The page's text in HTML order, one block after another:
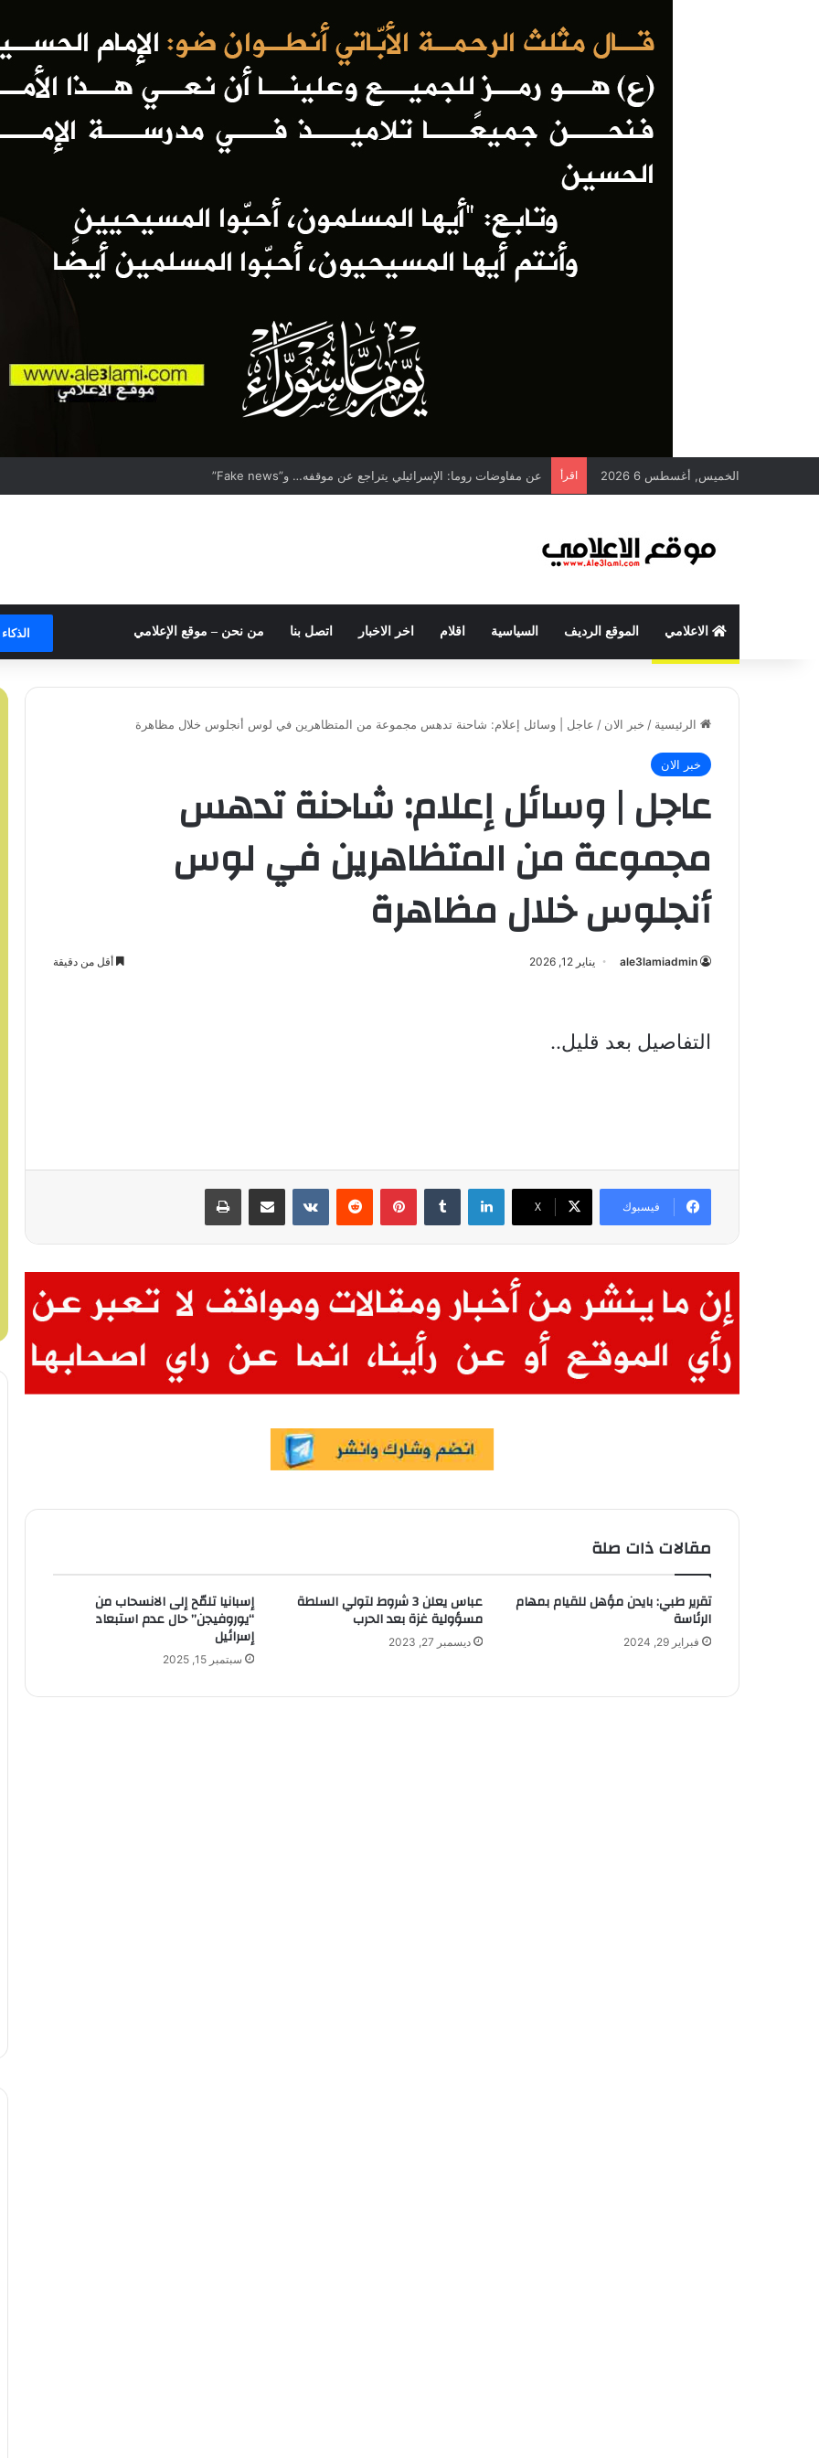
الخميس, أغسطس 6 2026 اقرأ عن مفاوضات روما: الإسرائيلي يتراجع عن موقفه… و”Fake news”
الاعلامي الموقع الرديف السياسية اقلام اخر الاخبار اتصل بنا من نحن – موقع الإعلامي
الرئيسية / خبر الان / عاجل | وسائل إعلام: شاحنة تدهس مجموعة من المتظاهرين في لوس أنجلوس خلال مظاهرة
خبر الان
عاجل | وسائل إعلام: شاحنة تدهس
مجموعة من المتظاهرين في لوس
أنجلوس خلال مظاهرة
ale3lamiadmin يناير 12, 2026 أقل من دقيقة
التفاصيل بعد قليل..
فيسبوك X
لينكدإن بينتيريست مشاركة عبر البريد طباعة
مقالات ذات صلة
تقرير طبي: بايدن مؤهل للقيام بمهام
الرئاسة
فبراير 29, 2024
عباس يعلن 3 شروط لتولي السلطة
مسؤولية غزة بعد الحرب
ديسمبر 27, 2023
إسبانيا تلمّح إلى الانسحاب من
“يوروفيجن” حال عدم استبعاد
إسرائيل
سبتمبر 15, 2025